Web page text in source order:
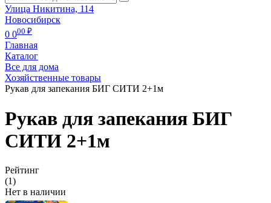
Улица Никитина, 114
Новосибирск
0 000 ₽
Главная
Каталог
Все для дома
Хозяйственные товары
Рукав для запекания БИГ СИТИ 2+1м
Рукав для запекания БИГ
СИТИ 2+1м
Рейтинг
(1)
Нет в наличии